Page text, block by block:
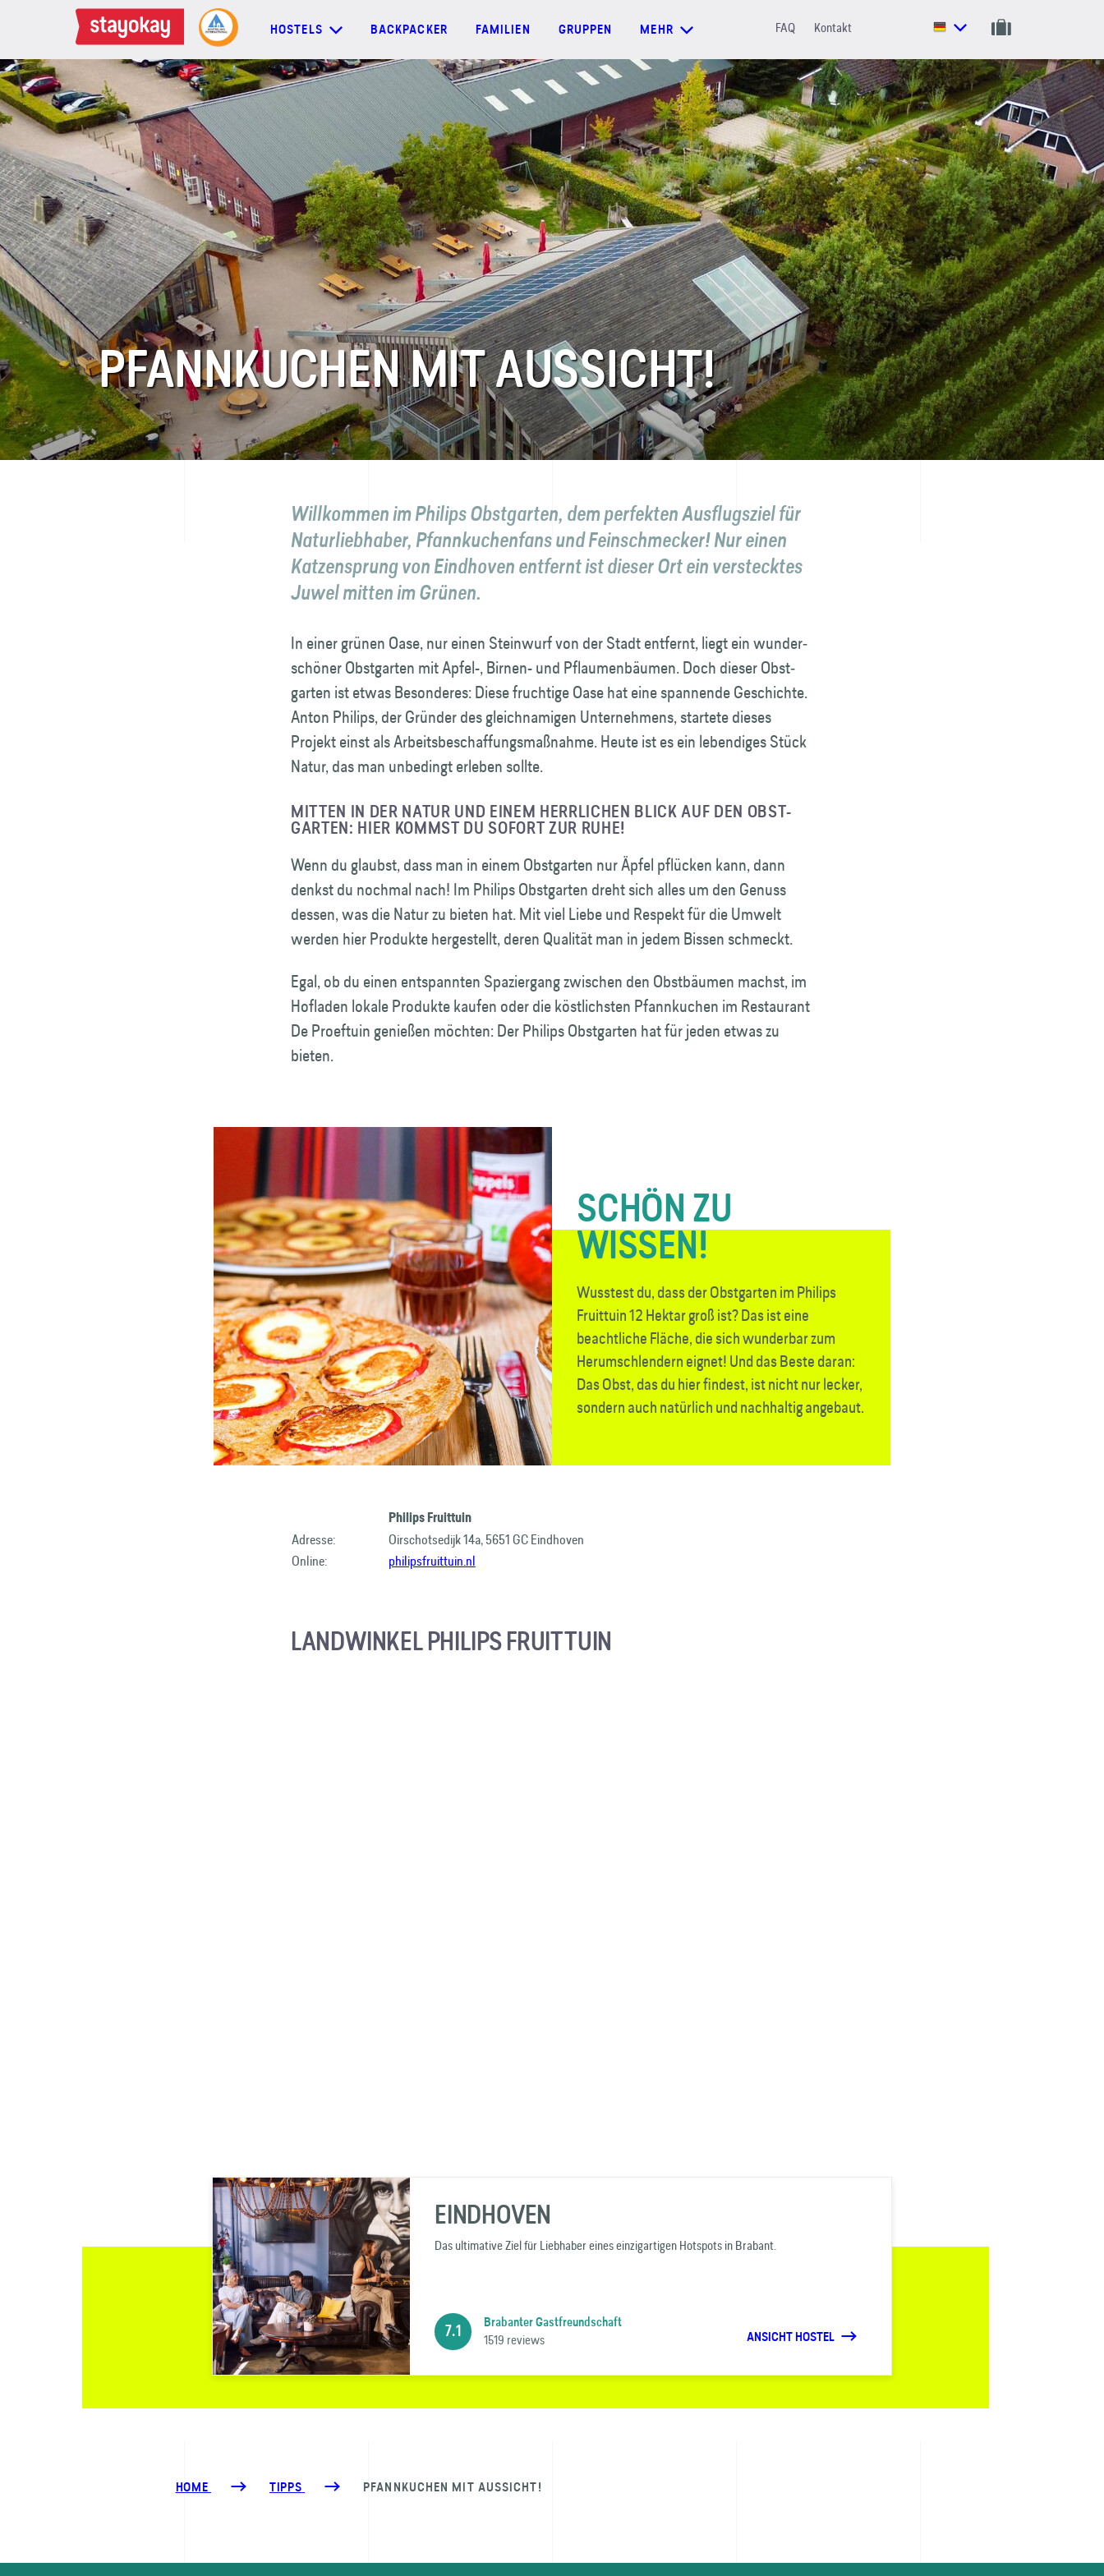
HOSTELS BACKPACKER FAMILIEN GRUPPEN MEHR FAQ Kontakt
HOSTELS
BACKPACKER
FAMILIEN
GRUPPEN
MEHR
FAQ
Kontakt
PFANNKUCHEN MIT AUSSICHT!
Willkommen im Philips Obstgarten, dem perfekten Ausflugsziel für
Natur­liebhaber, Pfannkuchen­fans und Fein­schmecker! Nur einen
Katzensprung von Eindhoven entfernt ist dieser Ort ein verstecktes
Juwel mitten im Grünen.
In einer grünen Oase, nur einen Steinwurf von der Stadt entfernt, liegt ein wunder­
schöner Obst­garten mit Apfel-, Birnen- und Pflaumen­bäumen. Doch dieser Obst­
garten ist etwas Besonderes: Diese fruchtige Oase hat eine spannende Geschichte.
Anton Philips, der Gründer des gleichnamigen Unternehmens, startete dieses
Projekt einst als Arbeits­beschaffungs­maßnahme. Heute ist es ein lebendiges Stück
Natur, das man unbedingt erleben sollte.
MITTEN IN DER NATUR UND EINEM HERRLICHEN BLICK AUF DEN OBST­
GARTEN: HIER KOMMST DU SOFORT ZUR RUHE!
Wenn du glaubst, dass man in einem Obst­garten nur Äpfel pflücken kann, dann
denkst du nochmal nach! Im Philips Obst­garten dreht sich alles um den Genuss
dessen, was die Natur zu bieten hat. Mit viel Liebe und Respekt für die Umwelt
werden hier Produkte hergestellt, deren Qualität man in jedem Bissen schmeckt.
Egal, ob du einen entspannten Spaziergang zwischen den Obstbäumen machst, im
Hofladen lokale Produkte kaufen oder die köstlichsten Pfannkuchen im Restaurant
De Proeftuin genießen möchten: Der Philips Obst­garten hat für jeden etwas zu
bieten.
SCHÖN ZU
WISSEN!
Wusstest du, dass der Obst­garten im Philips
Fruittuin 12 Hektar groß ist? Das ist eine
beachtliche Fläche, die sich wunderbar zum
Herumschlendern eignet! Und das Beste daran:
Das Obst, das du hier findest, ist nicht nur lecker,
sondern auch natürlich und nachhaltig angebaut.
Philips Fruittuin
Adresse:
Oirschotsedijk 14a, 5651 GC Eindhoven
Online:
philipsfruittuin.nl
LANDWINKEL PHILIPS FRUITTUIN
EINDHOVEN
Das ultimative Ziel für Liebhaber eines einzigartigen Hotspots in Brabant.
7.1
Brabanter Gastfreundschaft
1519 reviews ANSICHT HOSTEL
HOME TIPPS PFANNKUCHEN MIT AUSSICHT!